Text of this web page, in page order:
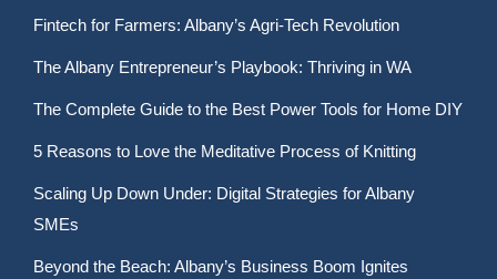
Fintech for Farmers: Albany’s Agri-Tech Revolution
The Albany Entrepreneur’s Playbook: Thriving in WA
The Complete Guide to the Best Power Tools for Home DIY
5 Reasons to Love the Meditative Process of Knitting
Scaling Up Down Under: Digital Strategies for Albany
SMEs
Beyond the Beach: Albany’s Business Boom Ignites